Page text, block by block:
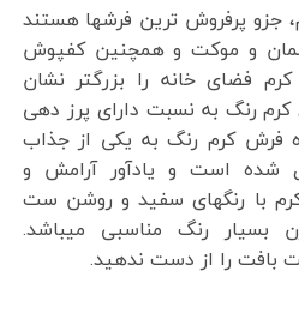
جزو پرفروش ترین فرشها هستند
و موکت و همچنین کفپوش
فضای خانه را بزرگتر نشان
رنگ به نسبت دارای پرز دهی
فرش کرم رنگ به یکی از جذاب
شده است و یادآور آرامش و
با رنگهای سفید و روشن ست
بسیار رنگ مناسبی میباشد.
بافت را از دست ندهید.